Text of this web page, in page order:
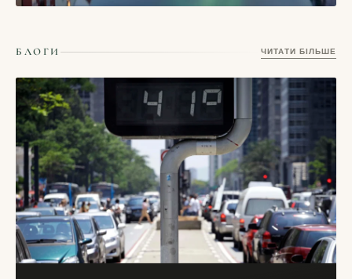
Тронгейм, Норвегія – місто Нідароського собору,
17/05/2026
БЛОГИ ЧИТАТИ БІЛЬШЕ